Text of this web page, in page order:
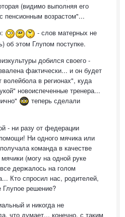
(видимо выполняя его
пенсионным возрастом"...
- слов матерных не
об этом Глупом поступке.
добился своего -
фактически... и он будет
волейбола в регионах", куда
новоиспеченные тренера...
теперь сделали
- ни разу от федерации
Ни одного мячика или
команда в качестве
(могу на одной руке
держалось на голом
Кто спросил нас, родителей,
Глупое решение?
и никогда не
что думает... конечно, с таким